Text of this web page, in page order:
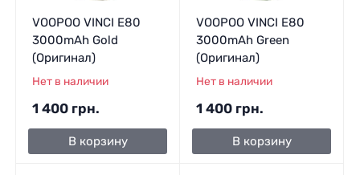
VOOPOO VINCI E80
3000mAh Gold
(Оригинал)
Нет в наличии
1 400 грн.
В корзину
VOOPOO VINCI E80
3000mAh Green
(Оригинал)
Нет в наличии
1 400 грн.
В корзину